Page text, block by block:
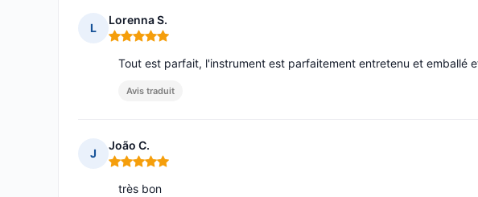
L
Lorenna S.
Note : 5 sur 5
Tout est parfait, l'instrument est parfaitement entretenu et emballé
Avis traduit
J
João C.
Note : 5 sur 5
très bon